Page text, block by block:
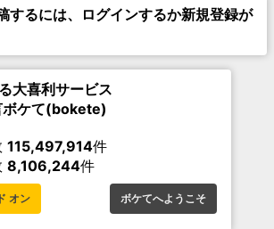
するには、ログインするか新規登録が
大喜利サービス
ボケて(bokete)
115,497,914件
8,106,244件
オン ボケてへようこそ